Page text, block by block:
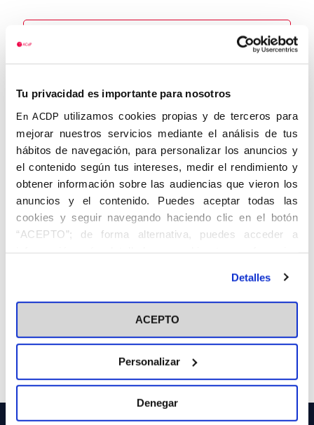
Tu privacidad es importante para nosotros
En ACDP utilizamos cookies propias y de terceros para
mejorar nuestros servicios mediante el análisis de tus
hábitos de navegación, para personalizar los anuncios y
el contenido según tus intereses, medir el rendimiento y
obtener información sobre las audiencias que vieron los
anuncios y el contenido. Puedes aceptar todas las
cookies y seguir navegando haciendo clic en el botón
“ACEPTO”; de forma alternativa, puedes acceder a
información más detallada y cambiar tus preferencias
en el botón "Personalizar". Para más información puedes
visitar nuestra Política de Cookies
Detalles
ACEPTO
Personalizar
Denegar
Martín
Álvarez, Julio
Autor
Centro de
adscripción
Valladolid
Fecha de
nacimiento
21/12/1900
Lugar de
Fecha de
defunción
Lugar de
defunción